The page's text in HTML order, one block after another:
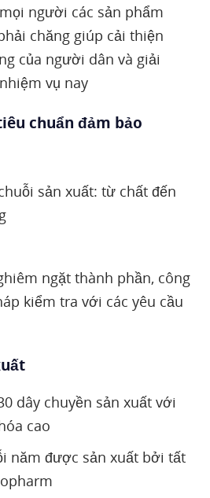
người các sản phẩm
chăng giúp cải thiện
của người dân và giải
vụ nay
chuẩn đảm bảo
sản xuất: từ chất đến
ngặt thành phần, công
kiểm tra với các yêu cầu
dây chuyền sản xuất với
cao
năm được sản xuất bởi tất